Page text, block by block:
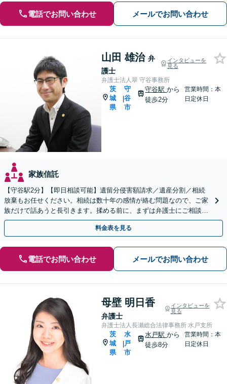
電話でお問い合わせ メールでお問い合わせ
山田 雄治 弁
護士
インタビューを
見る
弁護士法人翠 守谷事務所
茨
城
県
|
守
谷
市
守谷駅から
徒歩2分
営業時間：本
日定休日
家族信託
【守谷駅2分】【即日相談可能】遺留分侵害額請求／遺産分割／相続
放棄もお任せください。相続は数十年の感情が絡む問題なので、ご家
族だけで話あうと長引きます。揉める前に、まずは弁護士にご相談く
ださい。
料金表を見る
電話でお問い合わせ メールでお問い合わせ
母壁 明日香
弁護士
インタビューを
見る
弁護士法人長瀬総合法律事務所 水戸支所
茨
城
県
|
水
戸
市
水戸駅から
徒歩8分
営業時間：本
日定休日